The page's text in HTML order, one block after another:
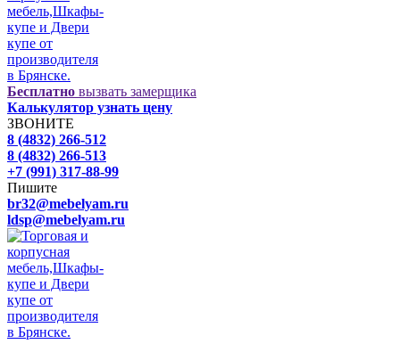
Бесплатно вызвать замерщика
Калькулятор узнать цену
ЗВОНИТЕ
8 (4832) 266-512
8 (4832) 266-513
+7 (991) 317-88-99
Пишите
br32@mebelyam.ru
ldsp@mebelyam.ru